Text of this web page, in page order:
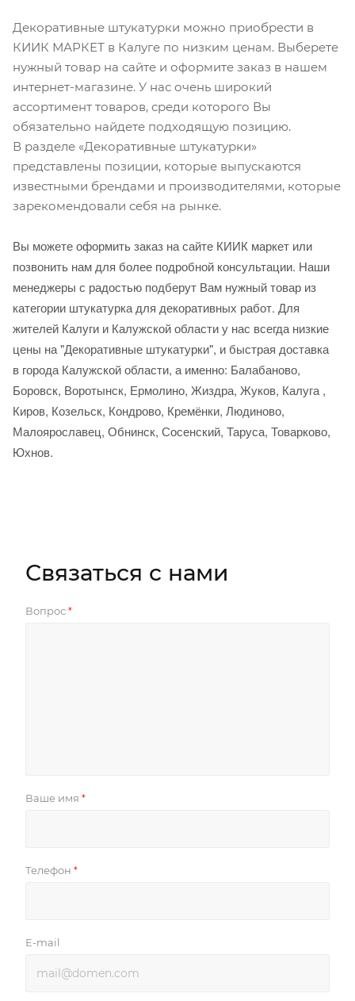
Декоративные штукатурки можно приобрести в
КИИК МАРКЕТ в Калуге по низким ценам. Выберете
нужный товар на сайте и оформите заказ в нашем
интернет-магазине. У нас очень широкий
ассортимент товаров, среди которого Вы
обязательно найдете подходящую позицию.
В разделе «Декоративные штукатурки»
представлены позиции, которые выпускаются
известными брендами и производителями, которые
зарекомендовали себя на рынке.
Вы можете оформить заказ на сайте КИИК маркет или
позвонить нам для более подробной консультации. Наши
менеджеры с радостью подберут Вам нужный товар из
категории штукатурка для декоративных работ. Для
жителей Калуги и Калужской области у нас всегда низкие
цены на "Декоративные штукатурки", и быстрая доставка
в города Калужской области, а именно: Балабаново,
Боровск, Воротынск, Ермолино, Жиздра, Жуков, Калуга ,
Киров, Козельск, Кондрово, Кремёнки, Людиново,
Малоярославец, Обнинск, Сосенский, Таруса, Товарково,
Юхнов.
Связаться с нами
Вопрос *
Ваше имя *
Телефон *
E-mail